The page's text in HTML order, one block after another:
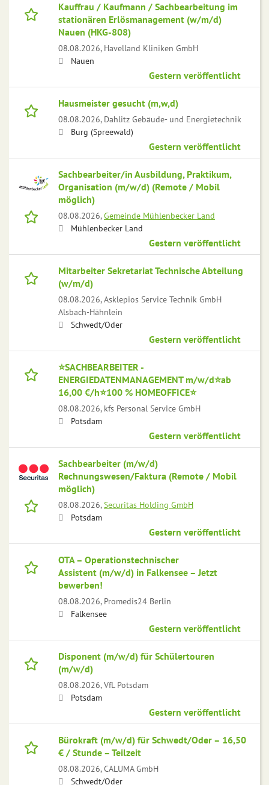
Kauffrau / Kaufmann / Sachbearbeitung im
stationären Erlösmanagement (w/m/d)
Nauen (HKG-808)
08.08.2026, Havelland Kliniken GmbH
Nauen
Gestern veröffentlicht
Hausmeister gesucht (m,w,d)
08.08.2026, Dahlitz Gebäude- und Energietechnik
Burg (Spreewald)
Gestern veröffentlicht
Sachbearbeiter/in Ausbildung, Praktikum,
Organisation (m/w/d) (Remote / Mobil
möglich)
08.08.2026,Gemeinde Mühlenbecker Land
Mühlenbecker Land
Gestern veröffentlicht
Mitarbeiter Sekretariat Technische Abteilung
(w/m/d)
08.08.2026,Asklepios Service Technik GmbH
Alsbach-Hähnlein
Schwedt/Oder
Gestern veröffentlicht
⭐️SACHBEARBEITER -
ENERGIEDATENMANAGEMENT m/w/d⭐️ab
16,00 €/h⭐️100 % HOMEOFFICE⭐️
08.08.2026, kfs Personal Service GmbH
Potsdam
Gestern veröffentlicht
Sachbearbeiter (m/w/d)
Rechnungswesen/Faktura (Remote / Mobil
möglich)
08.08.2026,Securitas Holding GmbH
Potsdam
Gestern veröffentlicht
OTA – Operationstechnischer
Assistent (m/w/d) in Falkensee – Jetzt
bewerben!
08.08.2026, Promedis24 Berlin
Falkensee
Gestern veröffentlicht
Disponent (m/w/d) für Schülertouren
(m/w/d)
08.08.2026,VfL Potsdam
Potsdam
Gestern veröffentlicht
Bürokraft (m/w/d) für Schwedt/Oder – 16,50
€ / Stunde – Teilzeit
08.08.2026,CALUMA GmbH
Schwedt/Oder